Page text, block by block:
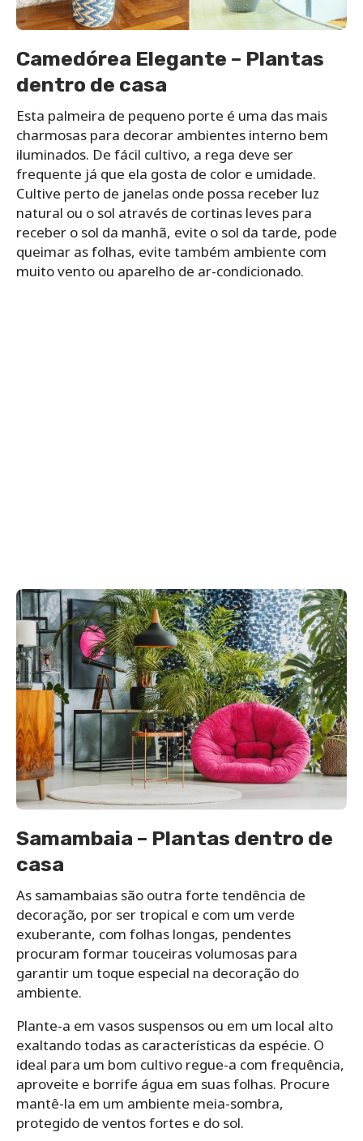
Camedórea Elegante – Plantas
dentro de casa
Esta palmeira de pequeno porte é uma das mais
charmosas para decorar ambientes interno bem
iluminados. De fácil cultivo, a rega deve ser
frequente já que ela gosta de color e umidade.
Cultive perto de janelas onde possa receber luz
natural ou o sol através de cortinas leves para
receber o sol da manhã, evite o sol da tarde, pode
queimar as folhas, evite também ambiente com
muito vento ou aparelho de ar-condicionado.
Samambaia – Plantas dentro de
casa
As samambaias são outra forte tendência de
decoração, por ser tropical e com um verde
exuberante, com folhas longas, pendentes
procuram formar touceiras volumosas para
garantir um toque especial na decoração do
ambiente.
Plante-a em vasos suspensos ou em um local alto
exaltando todas as características da espécie. O
ideal para um bom cultivo regue-a com frequência,
aproveite e borrife água em suas folhas. Procure
mantê-la em um ambiente meia-sombra,
protegido de ventos fortes e do sol.